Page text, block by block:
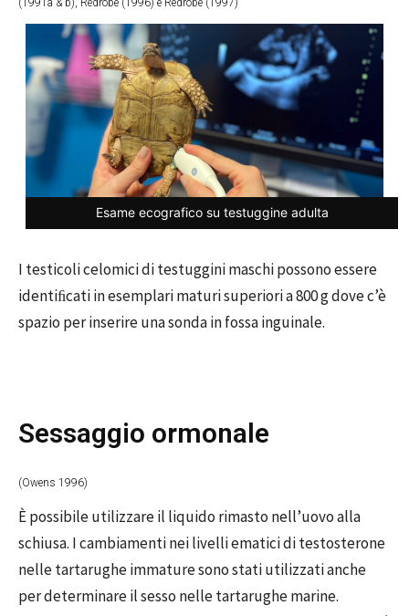
(1991a & b), Redrobe (1996) e Redrobe (1997)
Esame ecografico su testuggine adulta
I testicoli celomici di testuggini maschi possono essere
identiﬁcati in esemplari maturi superiori a 800 g dove c’è
spazio per inserire una sonda in fossa inguinale.
Sessaggio ormonale
(Owens 1996)
È possibile utilizzare il liquido rimasto nell’uovo alla
schiusa. I cambiamenti nei livelli ematici di testosterone
nelle tartarughe immature sono stati utilizzati anche
per determinare il sesso nelle tartarughe marine.